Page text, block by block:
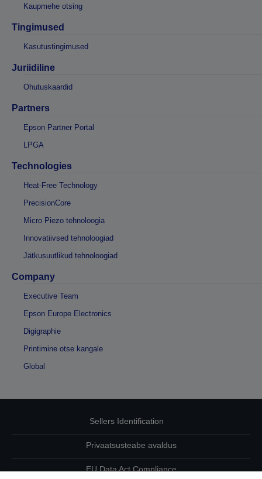
Kaupmehe otsing
Tingimused
Kasutustingimused
Juriidiline
Ohutuskaardid
Partners
Epson Partner Portal
LPGA
Technologies
Heat-Free Technology
PrecisionCore
Micro Piezo tehnoloogia
Innovatiivsed tehnoloogiad
Jätkusuutlikud tehnoloogiad
Company
Executive Team
Epson Europe Electronics
Digigraphie
Printimine otse kangale
Global
Sellers Identification
Privaatsusteabe avaldus
EU Data Act Compliance